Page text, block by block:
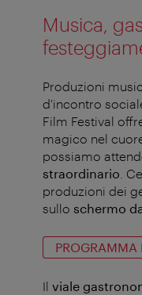
Musica,
Produzioni
d'incontro
Film Festival
magico nel
possiamo
straordinario .
produzioni dei
sullo schermo
Il viale